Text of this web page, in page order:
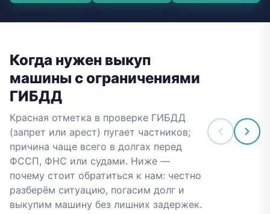
Когда нужен выкуп
машины с ограничениями
ГИБДД
Красная отметка в проверке ГИБДД
(запрет или арест) пугает частников;
причина чаще всего в долгах перед
ФССП, ФНС или судами. Ниже —
почему стоит обратиться к нам: честно
разберём ситуацию, погасим долг и
выкупим машину без лишних задержек.